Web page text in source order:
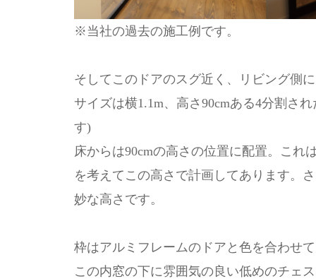
※当社の過去の施工例です。
そしてこのドアのスグ近く、リビング側
サイズは横1.1m、高さ90cmある4分割さ
す)
床からは90cmの高さの位置に配置。これ
を考えてこの高さで計画してあります。
妙な高さです。
枠はアルミフレームのドアと色を合わせ
この内窓の下に雰囲気の良い低めのチェ